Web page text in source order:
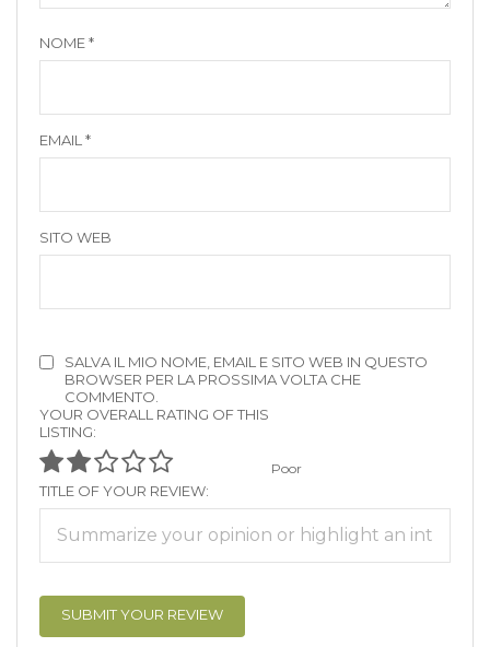
NOME*
EMAIL *
SITO WEB
SALVA IL MIO NOME, EMAIL E SITO WEB IN QUESTO
BROWSER PER LA PROSSIMA VOLTA CHE
COMMENTO.
YOUR OVERALL RATING OF THIS
LISTING:
Poor
TITLE OF YOUR REVIEW: